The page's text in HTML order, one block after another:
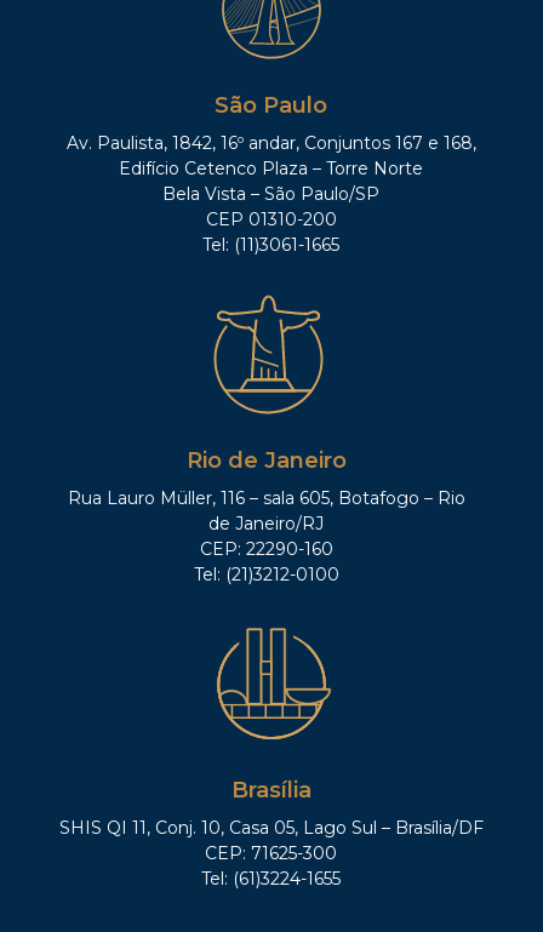
São Paulo
Av. Paulista, 1842, 16º andar, Conjuntos 167 e 168,
Edifício Cetenco Plaza – Torre Norte
Bela Vista – São Paulo/SP
CEP 01310-200
Tel: (11)3061-1665
Rio de Janeiro
Rua Lauro Müller, 116 – sala 605, Botafogo – Rio
de Janeiro/RJ
CEP: 22290-160
Tel: (21)3212-0100
Brasília
SHIS QI 11, Conj. 10, Casa 05, Lago Sul – Brasília/DF
CEP: 71625-300
Tel: (61)3224-1655